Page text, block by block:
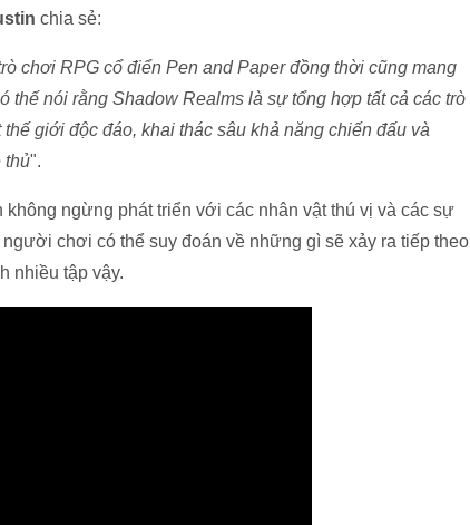
chia sẻ:
chơi RPG cổ điển Pen and Paper đồng thời cũng mang
thế nói rằng Shadow Realms là sự tổng hợp tất cả các trò
giới độc đáo, khai thác sâu khả năng chiến đấu và
thủ".
ngừng phát triển với các nhân vật thú vị và các sự
chơi có thể suy đoán về những gì sẽ xảy ra tiếp theo
nhiều tập vậy.